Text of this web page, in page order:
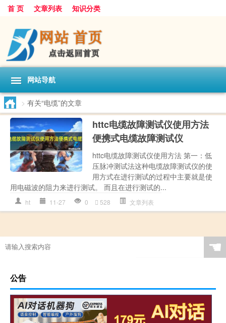
首 页 文章列表 知识分类
网站导航
> 有关“电缆”的文章
httc电缆故障测试仪使用方法
便携式电缆故障测试仪
httc电缆故障测试仪使用方法 第一：低
压脉冲测试法这种电缆故障测试仪的使
用方式在进行测试的过程中主要就是使
用电磁波的阻力来进行测试。 而且在进行测试的...
ht 11-27 0 528 文章列表
☚
公告